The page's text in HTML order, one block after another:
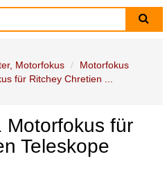
Motorfokus
Motorfokus
für Ritchey Chretien ...
Motorfokus für
Teleskope